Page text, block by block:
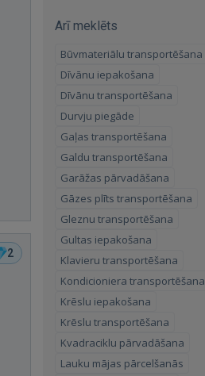
2
Arī meklēts
Būvmateriālu transportēšana
Dīvānu iepakošana
Dīvānu transportēšana
Durvju piegāde
Gaļas transportēšana
Galdu transportēšana
Garāžas pārvadāšana
Gāzes plīts transportēšana
Gleznu transportēšana
Gultas iepakošana
Klavieru transportēšana
Kondicioniera transportēšana
Krēslu iepakošana
Krēslu transportēšana
Kvadraciklu pārvadāšana
Lauku mājas pārcelšanās